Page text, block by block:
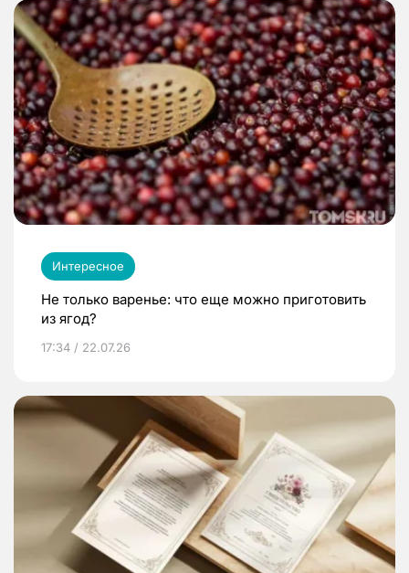
Интересное
Не только варенье: что еще можно приготовить
из ягод?
17:34 / 22.07.26